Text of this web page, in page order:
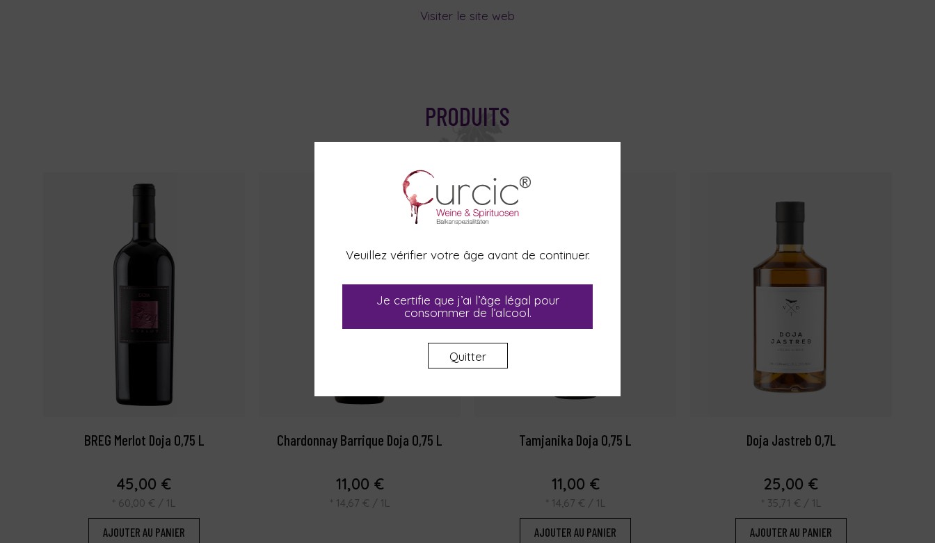
Visiter le site web
PRODUITS
BREG Merlot Doja 0,75 L
45,00 €
* 60,00 € / 1L
AJOUTER AU PANIER
Chardonnay Barrique Doja 0,75 L
11,00 €
* 14,67 € / 1L
Tamjanika Doja 0,75 L
11,00 €
* 14,67 € / 1L
AJOUTER AU PANIER
Doja Jastreb 0,7L
25,00 €
* 35,71 € / 1L
AJOUTER AU PANIER
Veuillez vérifier votre âge avant de continuer.
Je certifie que j’ai l’âge légal pour
consommer de l’alcool.
Quitter